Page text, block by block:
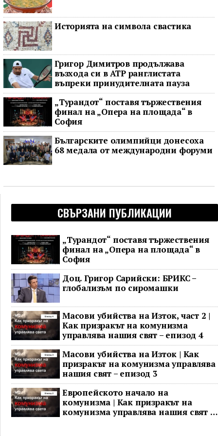
Историята на символа свастика
Григор Димитров продължава
възхода си в ATP ранглистата
въпреки принудителната пауза
„Турандот“ поставя тържествения
финал на „Опера на площада“ в
София
Българските олимпийци донесоха
68 медала от международни форуми
СВЪРЗАНИ ПУБЛИКАЦИИ
„Турандот“ поставя тържествения
финал на „Опера на площада“ в
София
Доц. Григор Сарийски: БРИКС –
глобализъм по сиромашки
Масови убийства на Изток, част 2 |
Как призракът на комунизма
управлява нашия свят – епизод 4
Масови убийства на Изток | Как
призракът на комунизма управлява
нашия свят – епизод 3
Европейското начало на
комунизма | Как призракът на
комунизма управлява нашия свят –